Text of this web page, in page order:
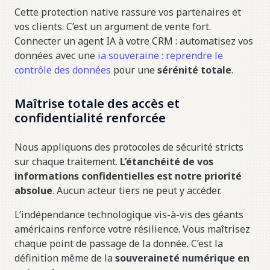
Cette protection native rassure vos partenaires et
vos clients. C’est un argument de vente fort.
Connecter un agent IA à votre CRM : automatisez vos
données avec une ia souveraine : reprendre le
contrôle des données pour unesérénité totale.
Maîtrise totale des accès et
confidentialité renforcée
Nous appliquons des protocoles de sécurité stricts
sur chaque traitement. L’étanchéité de vos
informations confidentielles est notre priorité
absolue. Aucun acteur tiers ne peut y accéder.
L’indépendance technologique vis-à-vis des géants
américains renforce votre résilience. Vous maîtrisez
chaque point de passage de la donnée. C’est la
définition même de lasouveraineté numérique en